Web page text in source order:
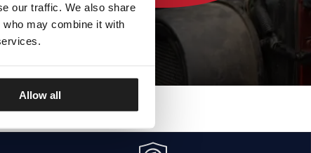
our traffic. We also share
may combine it with
Allow all